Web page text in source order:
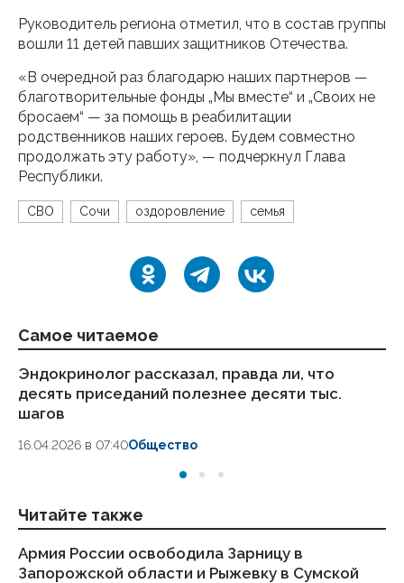
Руководитель региона отметил, что в состав группы
вошли 11 детей павших защитников Отечества.
«В очередной раз благодарю наших партнеров —
благотворительные фонды „Мы вместе“ и „Своих не
бросаем“ — за помощь в реабилитации
родственников наших героев. Будем совместно
продолжать эту работу», — подчеркнул Глава
Республики.
СВО Сочи оздоровление семья
Самое читаемое
Эндокринолог рассказал, правда ли, что
десять приседаний полезнее десяти тыс.
шагов
16.04.2026 в 07:40Общество
Читайте также
Армия России освободила Зарницу в
Запорожской области и Рыжевку в Сумской